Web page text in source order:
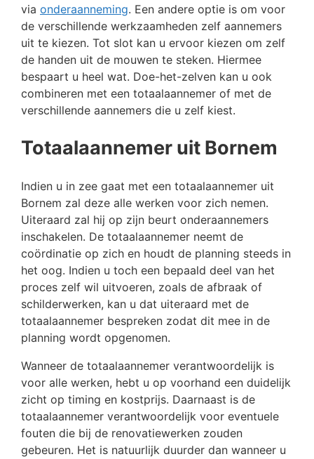
via onderaanneming. Een andere optie is om voor
de verschillende werkzaamheden zelf aannemers
uit te kiezen. Tot slot kan u ervoor kiezen om zelf
de handen uit de mouwen te steken. Hiermee
bespaart u heel wat. Doe-het-zelven kan u ook
combineren met een totaalaannemer of met de
verschillende aannemers die u zelf kiest.
Totaalaannemer uit Bornem
Indien u in zee gaat met een totaalaannemer uit
Bornem zal deze alle werken voor zich nemen.
Uiteraard zal hij op zijn beurt onderaannemers
inschakelen. De totaalaannemer neemt de
coördinatie op zich en houdt de planning steeds in
het oog. Indien u toch een bepaald deel van het
proces zelf wil uitvoeren, zoals de afbraak of
schilderwerken, kan u dat uiteraard met de
totaalaannemer bespreken zodat dit mee in de
planning wordt opgenomen.
Wanneer de totaalaannemer verantwoordelijk is
voor alle werken, hebt u op voorhand een duidelijk
zicht op timing en kostprijs. Daarnaast is de
totaalaannemer verantwoordelijk voor eventuele
fouten die bij de renovatiewerken zouden
gebeuren. Het is natuurlijk duurder dan wanneer u